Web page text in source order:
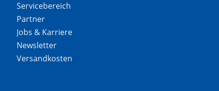
Servicebereich
Partner
Jobs & Karriere
Newsletter
Versandkosten